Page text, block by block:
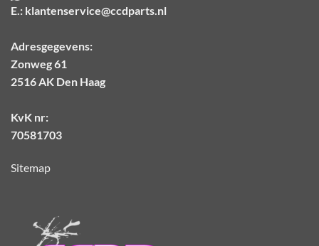
E.: klantenservice@ccdparts.nl
Adresgegevens:
Zonweg 61
2516 AK Den Haag
KvK nr:
70581703
Sitemap